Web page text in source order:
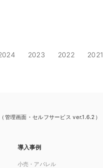
2023 2022 2021
管理画面・セルフサービス ver.1.6.2）
導入事例
小売・アパレル